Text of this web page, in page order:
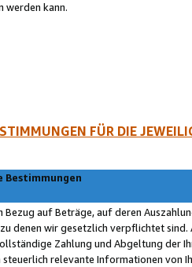
werden kann.
FÜR DIE
Bestimmungen
Bezug auf Beträge, auf deren
denen wir gesetzlich verpflichtet
Zahlung und Abgeltung der
relevante Informationen von